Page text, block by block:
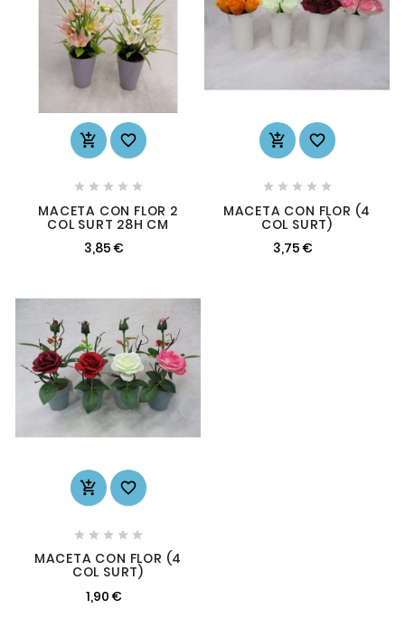
 
    
MACETA CON FLOR 2
COL SURT 28H CM
3,85 €
 
    
MACETA CON FLOR (4
COL SURT)
3,75 €
 
    
MACETA CON FLOR (4
COL SURT)
1,90 €